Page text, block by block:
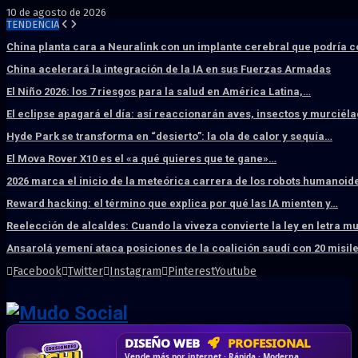
10 de agosto de 2026
TENDENCIA
China planta cara a Neuralink con un implante cerebral que podría
China acelerará la integración de la IA en sus Fuerzas Armadas
El Niño 2026: los 7 riesgos para la salud en América Latina,…
El eclipse apagará el día: así reaccionarán aves, insectos y
Hyde Park se transforma en “desierto”: la ola de calor y sequía…
El Mova Rover X10 es el «a qué quieres que te gane»…
2026 marca el inicio de la meteórica carrera de los robots
Reward hacking: el término que explica por qué las IA mienten y…
Reelección de alcaldes: Cuando la viveza convierte la ley en letra
Ansarolá yemení ataca posiciones de la coalición saudí con 20
Facebook Twitter Instagram PinterestYoutube
HOSTING SSD SÚPER RÁPIDO
DISEÑO WEB PROFESIONAL
CRM & DASHBOARD A MEDIDA
CORREO CORPORATIVO